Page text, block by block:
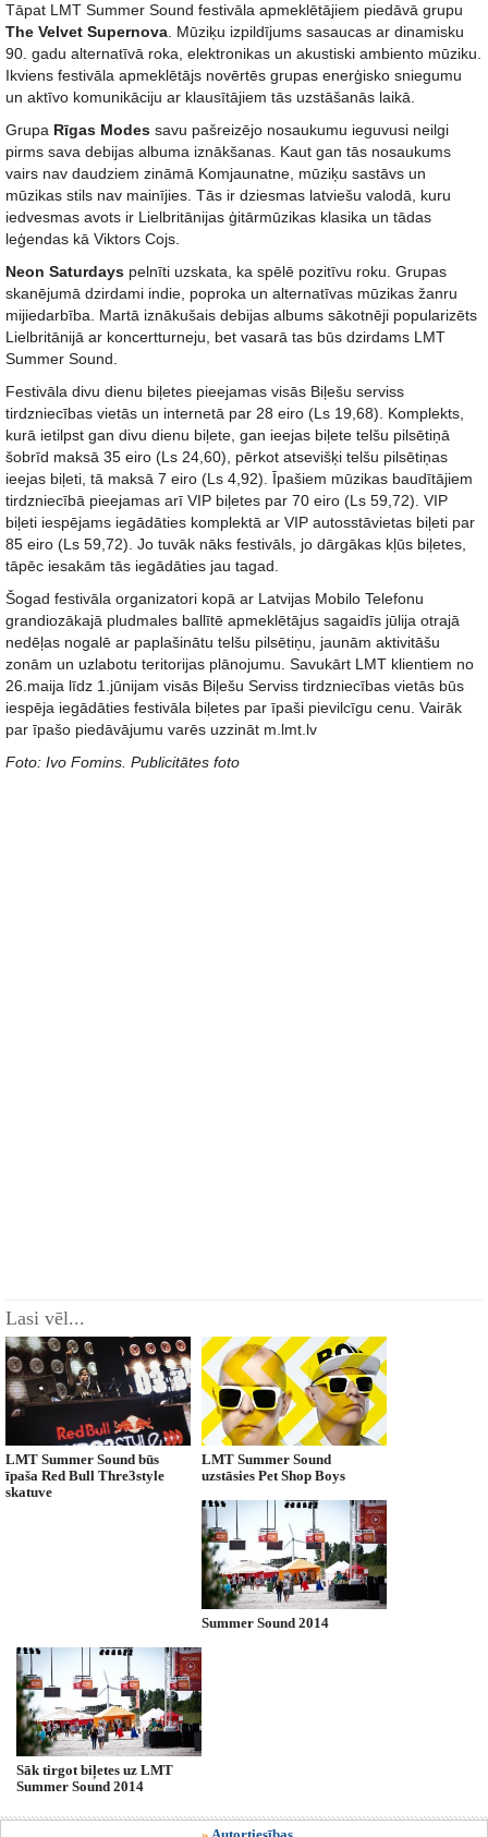
Tāpat LMT Summer Sound festivāla apmeklētājiem piedāvā grupu
The Velvet Supernova . Mūziķu izpildījums sasaucas ar dinamisku
90. gadu alternatīvā roka, elektronikas un akustiski ambiento mūziku.
Ikviens festivāla apmeklētājs novērtēs grupas enerģisko sniegumu
un aktīvo komunikāciju ar klausītājiem tās uzstāšanās laikā.
Grupa Rīgas Modes savu pašreizējo nosaukumu ieguvusi neilgi
pirms sava debijas albuma iznākšanas. Kaut gan tās nosaukums
vairs nav daudziem zināmā Komjaunatne, mūziķu sastāvs un
mūzikas stils nav mainījies. Tās ir dziesmas latviešu valodā, kuru
iedvesmas avots ir Lielbritānijas ģitārmūzikas klasika un tādas
leģendas kā Viktors Cojs.
Neon Saturdays pelnīti uzskata, ka spēlē pozitīvu roku. Grupas
skanējumā dzirdami indie, poproka un alternatīvas mūzikas žanru
mijiedarbība. Martā iznākušais debijas albums sākotnēji popularizēts
Lielbritānijā ar koncertturneju, bet vasarā tas būs dzirdams LMT
Summer Sound.
Festivāla divu dienu biļetes pieejamas visās Biļešu serviss
tirdzniecības vietās un internetā par 28 eiro (Ls 19,68). Komplekts,
kurā ietilpst gan divu dienu biļete, gan ieejas biļete telšu pilsētiņā
šobrīd maksā 35 eiro (Ls 24,60), pērkot atsevišķi telšu pilsētiņas
ieejas biļeti, tā maksā 7 eiro (Ls 4,92). Īpašiem mūzikas baudītājiem
tirdzniecībā pieejamas arī VIP biļetes par 70 eiro (Ls 59,72). VIP
biļeti iespējams iegādāties komplektā ar VIP autosstāvietas biļeti par
85 eiro (Ls 59,72). Jo tuvāk nāks festivāls, jo dārgākas kļūs biļetes,
tāpēc iesakām tās iegādāties jau tagad.
Šogad festivāla organizatori kopā ar Latvijas Mobilo Telefonu
grandiozākajā pludmales ballītē apmeklētājus sagaidīs jūlija otrajā
nedēļas nogalē ar paplašinātu telšu pilsētiņu, jaunām aktivitāšu
zonām un uzlabotu teritorijas plānojumu. Savukārt LMT klientiem no
26.maija līdz 1.jūnijam visās Biļešu Serviss tirdzniecības vietās būs
iespēja iegādāties festivāla biļetes par īpaši pievilcīgu cenu. Vairāk
par īpašo piedāvājumu varēs uzzināt m.lmt.lv
Foto: Ivo Fomins. Publicitātes foto
Lasi vēl...
LMT Summer Sound būs
īpaša Red Bull Thre3style
skatuve
LMT Summer Sound
uzstāsies Pet Shop Boys
Summer Sound 2014
Sāk tirgot biļetes uz LMT
Summer Sound 2014